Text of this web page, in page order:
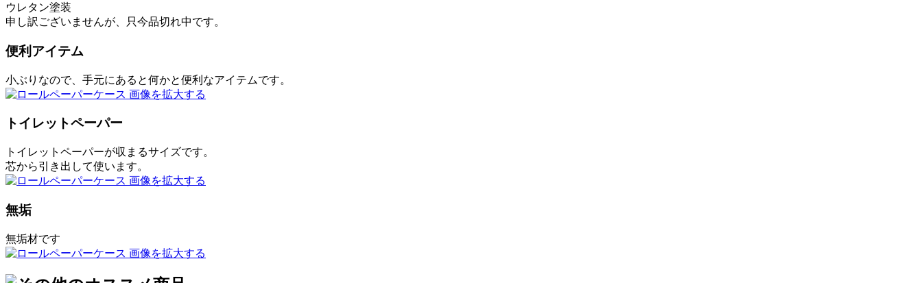
ウレタン塗装
申し訳ございませんが、只今品切れ中です。
便利アイテム
小ぶりなので、手元にあると何かと便利なアイテムです。
画像を拡大する
トイレットペーパー
トイレットペーパーが収まるサイズです。
芯から引き出して使います。
画像を拡大する
無垢
無垢材です
画像を拡大する